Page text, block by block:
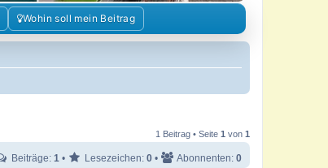
Wohin soll mein Beitrag
1 Beitrag • Seite 1 von 1
Beiträge: 1 • Lesezeichen: 0 • Abonnenten: 0